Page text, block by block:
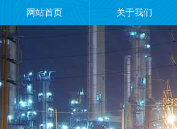
网站首页 关于我们